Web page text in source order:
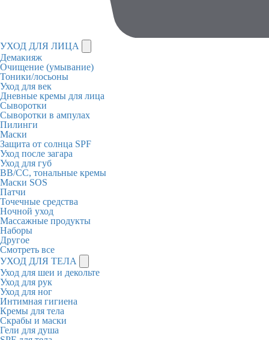
УХОД ДЛЯ ЛИЦА
Демакияж
Очищение (умывание)
Тоники/лосьоны
Уход для век
Дневные кремы для лица
Сыворотки
Сыворотки в ампулах
Пилинги
Маски
Защита от солнца SPF
Уход после загара
Уход для губ
BB/CC, тональные кремы
Маски SOS
Патчи
Точечные средства
Ночной уход
Массажные продукты
Наборы
Другое
Смотреть все
УХОД ДЛЯ ТЕЛА
Уход для шеи и декольте
Уход для рук
Уход для ног
Интимная гигиена
Кремы для тела
Скрабы и маски
Гели для душа